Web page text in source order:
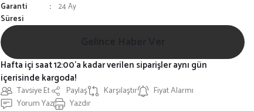
Garanti
Süresi
24 Ay
Tavsiye Et Paylaş Karşılaştır
Fiyat Alarmı
Yorum Yaz
Yazdır
Hafta içi saat 12:00'a kadar verilen siparişler aynı gün
içerisinde kargoda!